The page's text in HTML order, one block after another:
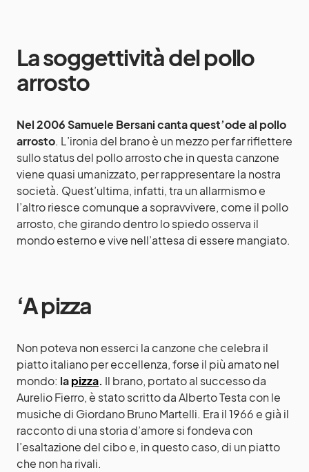
La soggettività del pollo
arrosto
Nel 2006 Samuele Bersani canta quest’ode al pollo
arrosto. L’ironia del brano è un mezzo per far riflettere
sullo status del pollo arrosto che in questa canzone
viene quasi umanizzato, per rappresentare la nostra
società. Quest’ultima, infatti, tra un allarmismo e
l’altro riesce comunque a sopravvivere, come il pollo
arrosto, che girando dentro lo spiedo osserva il
mondo esterno e vive nell’attesa di essere mangiato.
‘A pizza
Non poteva non esserci la canzone che celebra il
piatto italiano per eccellenza, forse il più amato nel
mondo: lapizza. Il brano, portato al successo da
Aurelio Fierro, è stato scritto da Alberto Testa con le
musiche di Giordano Bruno Martelli. Era il 1966 e già il
racconto di una storia d’amore si fondeva con
l’esaltazione del cibo e, in questo caso, di un piatto
che non ha rivali.